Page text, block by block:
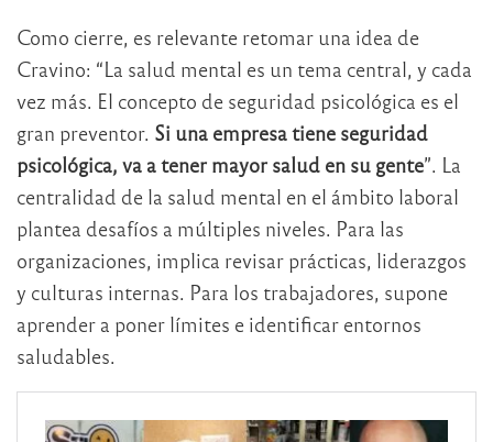
Como cierre, es relevante retomar una idea de
Cravino: “La salud mental es un tema central, y cada
vez más. El concepto de seguridad psicológica es el
gran preventor. Si una empresa tiene seguridad
psicológica, va a tener mayor salud en su gente”. La
centralidad de la salud mental en el ámbito laboral
plantea desafíos a múltiples niveles. Para las
organizaciones, implica revisar prácticas, liderazgos
y culturas internas. Para los trabajadores, supone
aprender a poner límites e identificar entornos
saludables.